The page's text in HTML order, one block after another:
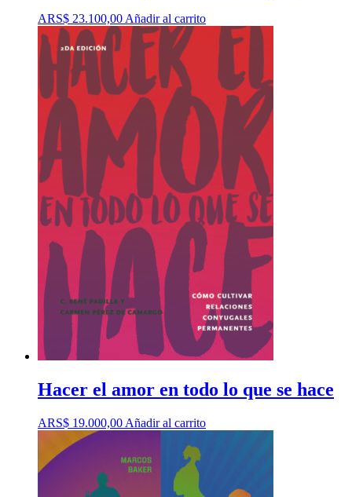
ARS$ 23.100,00 Añadir al carrito
Hacer el amor en todo lo que se hace
ARS$ 19.000,00 Añadir al carrito